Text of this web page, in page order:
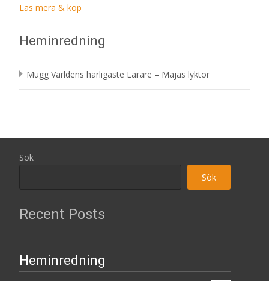
Läs mera & köp
Heminredning
Mugg Världens härligaste Lärare – Majas lyktor
Sök
Sök
Recent Posts
Heminredning